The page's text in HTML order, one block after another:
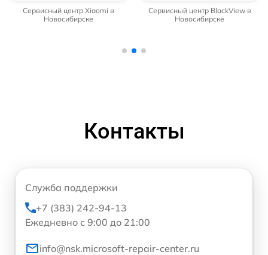
Сервисный центр Xiaomi в
Новосибирске
Сервисный центр BlackView в
Новосибирске
Контакты
Служба поддержки
+7 (383) 242-94-13
Ежедневно с 9:00 до 21:00
info@nsk.microsoft-repair-center.ru